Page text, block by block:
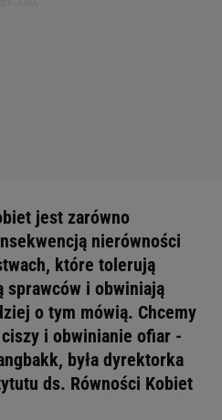
jest zarówno
nierówności
które tolerują
sprawców i obwiniają
o tym mówią. Chcemy
i obwinianie ofiar -
była dyrektorka
ds. Równości Kobiet